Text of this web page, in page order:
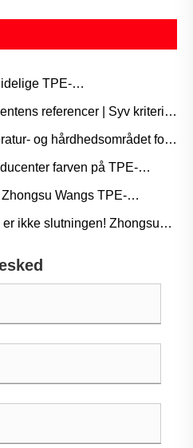
TPE-
referencer | Syv kriterier
det rigtige TPE-materiale!
og hårdhedsområdet for
farven på TPE-
Wangs TPE-
ikke slutningen! Zhongsu
fremstilling.